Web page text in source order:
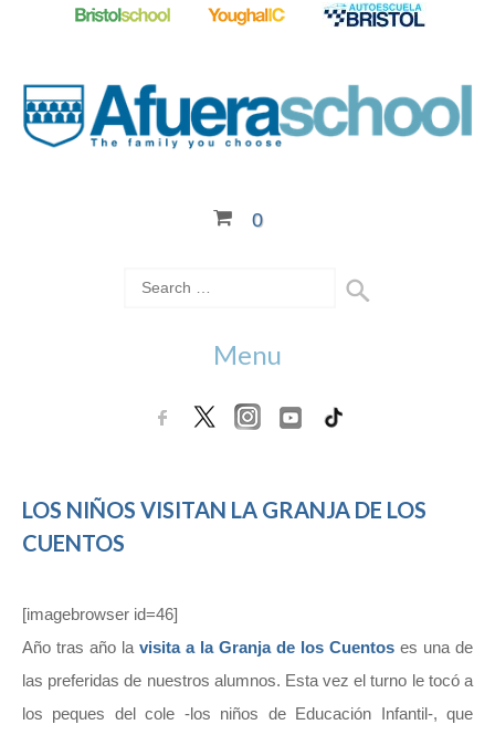
0
Menu
LOS NIÑOS VISITAN LA GRANJA DE LOS
CUENTOS
[imagebrowser id=46]
Año tras año la visita a la Granja de los Cuentos es una de
las preferidas de nuestros alumnos. Esta vez el turno le tocó a
los peques del cole -los niños de Educación Infantil-, que